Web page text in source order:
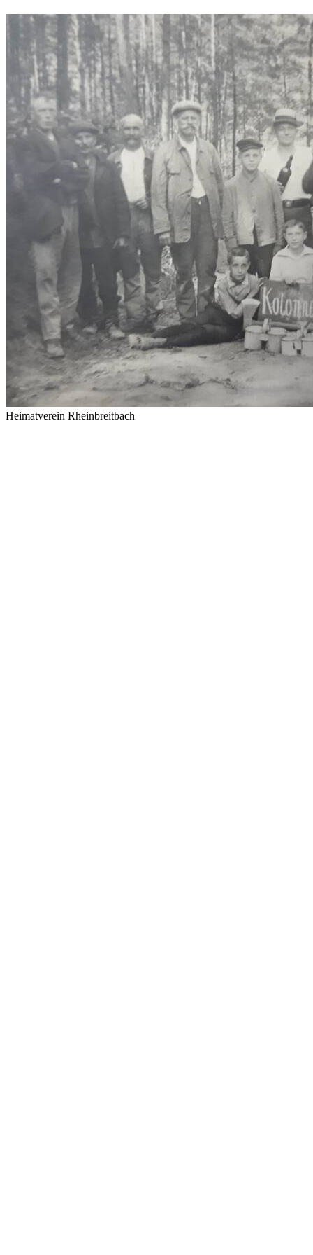
Heimatverein Rheinbreitbach